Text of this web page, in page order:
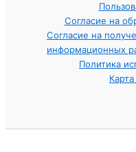
Согласие на
Согласие на
информационных
Политика